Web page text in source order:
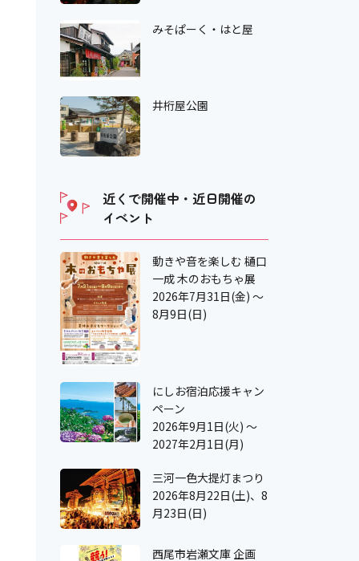
みそぱーく・はと屋
井桁屋公園
近くで開催中・近日開催の
イベント
動きや音を楽しむ 樋口
一成 木のおもちゃ展
2026年7月31日(金) ～
8月9日(日)
にしお宿泊応援キャン
ペーン
2026年9月1日(火) ～
2027年2月1日(月)
三河一色大提灯まつり
2026年8月22日(土)、8
月23日(日)
西尾市岩瀬文庫 企画